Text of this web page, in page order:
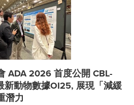
ADA 2026 首度公開 CBL-
新動物數據OI25, 展現「減緩
潛力